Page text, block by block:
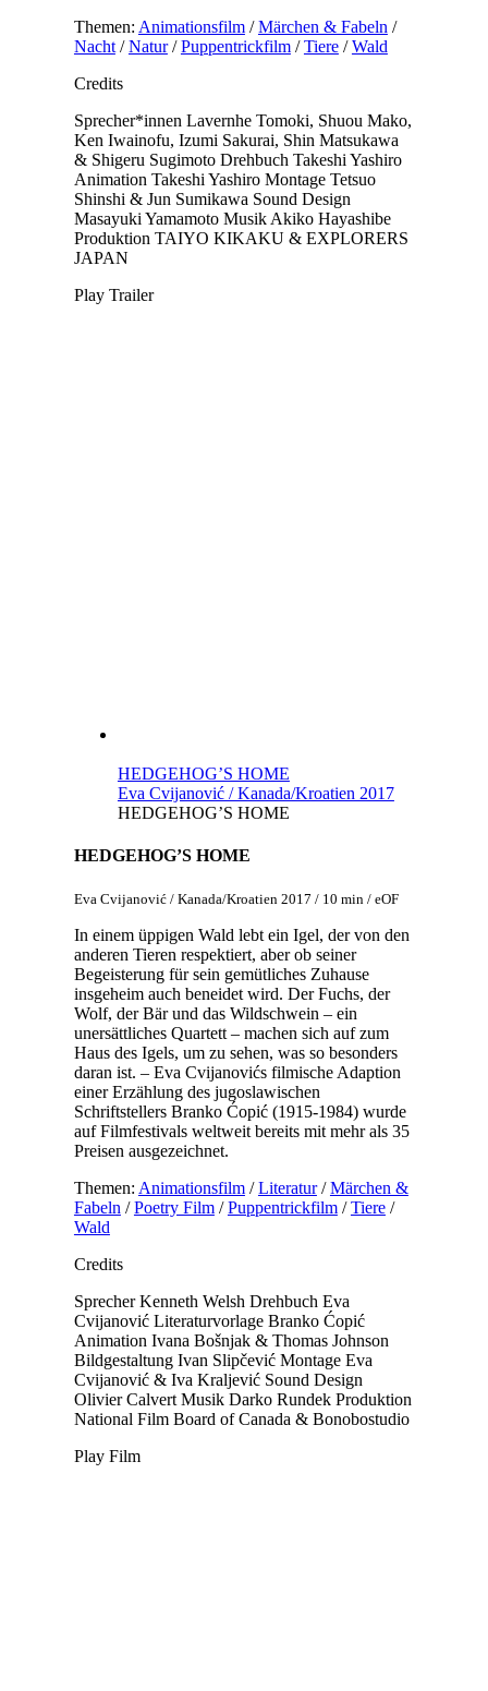
Themen: Animationsfilm/Märchen & Fabeln /
Nacht/Natur/Puppentrickfilm/Tiere/Wald
Credits
Sprecher*innen Lavernhe Tomoki, Shuou Mako,
Ken Iwainofu, Izumi Sakurai, Shin Matsukawa
& Shigeru Sugimoto Drehbuch Takeshi Yashiro
Animation Takeshi Yashiro Montage Tetsuo
Shinshi & Jun Sumikawa Sound Design
Masayuki Yamamoto Musik Akiko Hayashibe
Produktion TAIYO KIKAKU & EXPLORERS
JAPAN
Play Trailer
HEDGEHOG’S HOME
Eva Cvijanović / Kanada/Kroatien 2017
HEDGEHOG’S HOME
HEDGEHOG’S HOME
Eva Cvijanović / Kanada/Kroatien 2017 / 10 min / eOF
In einem üppigen Wald lebt ein Igel, der von den
anderen Tieren respektiert, aber ob seiner
Begeisterung für sein gemütliches Zuhause
insgeheim auch beneidet wird. Der Fuchs, der
Wolf, der Bär und das Wildschwein – ein
unersättliches Quartett – machen sich auf zum
Haus des Igels, um zu sehen, was so besonders
daran ist. – Eva Cvijanovićs filmische Adaption
einer Erzählung des jugoslawischen
Schriftstellers Branko Ćopić (1915-1984) wurde
auf Filmfestivals weltweit bereits mit mehr als 35
Preisen ausgezeichnet.
Themen: Animationsfilm/Literatur/Märchen &
Fabeln /Poetry Film/Puppentrickfilm/Tiere/
Wald
Credits
Sprecher Kenneth Welsh Drehbuch Eva
Cvijanović Literaturvorlage Branko Ćopić
Animation Ivana Bošnjak & Thomas Johnson
Bildgestaltung Ivan Slipčević Montage Eva
Cvijanović & Iva Kraljević Sound Design
Olivier Calvert Musik Darko Rundek Produktion
National Film Board of Canada & Bonobostudio
Play Film